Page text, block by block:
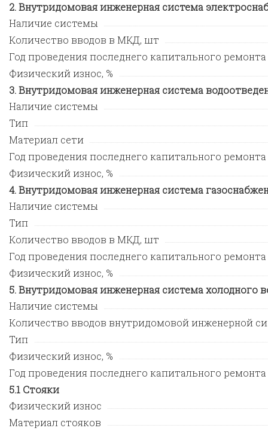
Внутридомовая инженерная система
Наличие системы
Количество вводов в МКД, шт
Год проведения последнего капитального ремонта
Физический износ, %
Внутридомовая инженерная система
Наличие системы
Тип
Материал сети
Год проведения последнего капитального ремонта
Физический износ, %
Внутридомовая инженерная система
Наличие системы
Тип
Количество вводов в МКД, шт
Год проведения последнего капитального ремонта
Физический износ, %
Внутридомовая инженерная система холодного
Наличие системы
Количество вводов внутридомовой инженерной
Тип
Физический износ, %
Год проведения последнего капитального ремонта
Стояки
Физический износ
Материал стояков